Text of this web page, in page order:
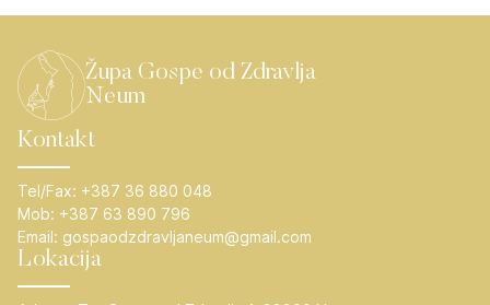
Župa Gospe od Zdravlja
Neum
Kontakt
Tel/Fax: +387 36 880 048
Mob: +387 63 890 796
Email: gospaodzdravljaneum@gmail.com
Lokacija